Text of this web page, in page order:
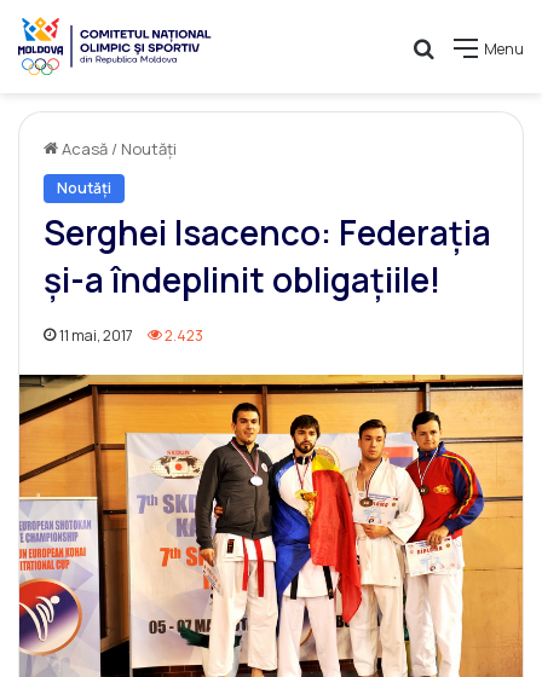
Menu
Caută
Acasă / Noutăți
Noutăți
Serghei Isacenco: Federația
și-a îndeplinit obligațiile!
11 mai, 2017 2.423